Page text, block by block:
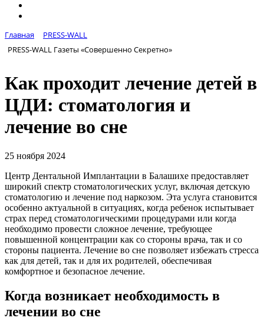
Главная
PRESS-WALL
PRESS-WALL Газеты «Совершенно Секретно»
Как проходит лечение детей в
ЦДИ: стоматология и
лечение во сне
25 ноября 2024
Центр Дентальной Имплантации в Балашихе предоставляет
широкий спектр стоматологических услуг, включая детскую
стоматологию и лечение под наркозом. Эта услуга становится
особенно актуальной в ситуациях, когда ребенок испытывает
страх перед стоматологическими процедурами или когда
необходимо провести сложное лечение, требующее
повышенной концентрации как со стороны врача, так и со
стороны пациента. Лечение во сне позволяет избежать стресса
как для детей, так и для их родителей, обеспечивая
комфортное и безопасное лечение.
Когда возникает необходимость в
лечении во сне